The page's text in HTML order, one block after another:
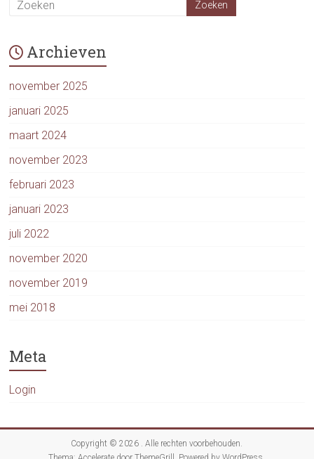
Archieven
november 2025
januari 2025
maart 2024
november 2023
februari 2023
januari 2023
juli 2022
november 2020
november 2019
mei 2018
Meta
Login
Copyright © 2026 . Alle rechten voorbehouden.